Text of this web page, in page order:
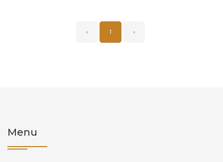
‹ 1 ›
Menu